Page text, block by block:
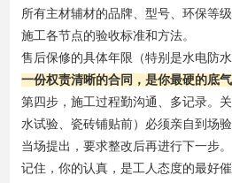
所有主材辅材的品牌、型号、环保等级
施工各节点的验收标准和方法。
售后保修的具体年限（特别是水电防水
一份权责清晰的合同，是你最硬的底气
第四步，施工过程勤沟通、多记录。
水试验、瓷砖铺贴前）必须亲自到场
当场提出，要求整改后再进行下一步。
记住，你的认真，是工人态度的最好催